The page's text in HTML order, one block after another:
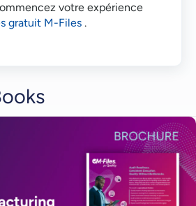
votre expérience
gratuit M-Files .